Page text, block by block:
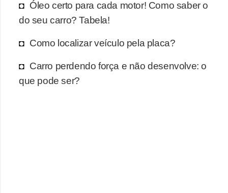
Óleo certo para cada motor! Como saber o
do seu carro? Tabela!
Como localizar veículo pela placa?
Carro perdendo força e não desenvolve: o
que pode ser?
r
r
o
D
i